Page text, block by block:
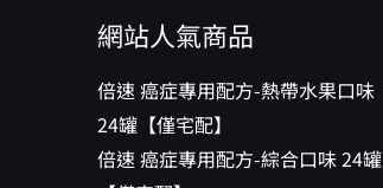
網站人氣商品
倍速 癌症專用配方-熱帶水果口味
24罐【僅宅配】
倍速 癌症專用配方-綜合口味 24罐